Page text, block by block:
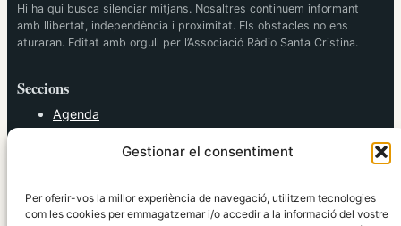
Gestionar el consentiment
Per oferir-vos la millor experiència de navegació, utilitzem tecnologies
com les cookies per emmagatzemar i/o accedir a la informació del vostre
Hi ha qui busca silenciar mitjans. Nosaltres continuem informant
amb llibertat, independència i proximitat. Els obstacles no ens
aturaran. Editat amb orgull per l’Associació Ràdio Santa Cristina.
Seccions
Agenda
Política
Societat